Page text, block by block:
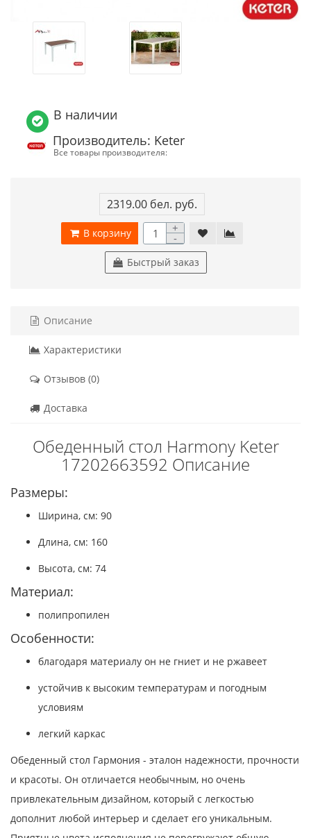
В наличии
Производитель: Keter
Все товары производителя:
2319.00 бел. руб.
В корзину +
-
Быстрый заказ
Описание
Характеристики
Отзывов (0)
Доставка
Обеденный стол Harmony Keter
17202663592 Описание
Размеры:
Ширина, см: 90
Длина, см: 160
Высота, см: 74
Материал:
полипропилен
Особенности:
благодаря материалу он не гниет и не ржавеет
устойчив к высоким температурам и погодным
условиям
легкий каркас
Обеденный стол Гармония - эталон надежности, прочности
и красоты. Он отличается необычным, но очень
привлекательным дизайном, который с легкостью
дополнит любой интерьер и сделает его уникальным.